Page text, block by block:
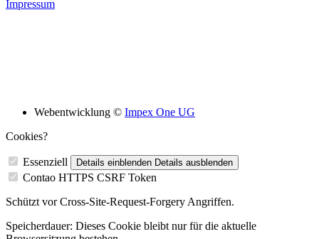
Impressum
Webentwicklung © Impex One UG
Cookies?
Essenziell Details einblenden Details ausblenden
Contao HTTPS CSRF Token
Schützt vor Cross-Site-Request-Forgery Angriffen.
Speicherdauer: Dieses Cookie bleibt nur für die aktuelle